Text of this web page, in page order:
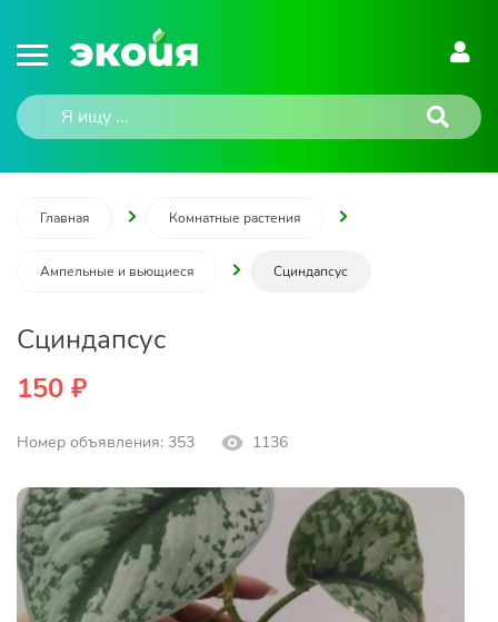
Главная Комнатные растения
Ампельные и вьющиеся Сциндапсус
Сциндапсус
150 ₽
Номер объявления: 353 1136